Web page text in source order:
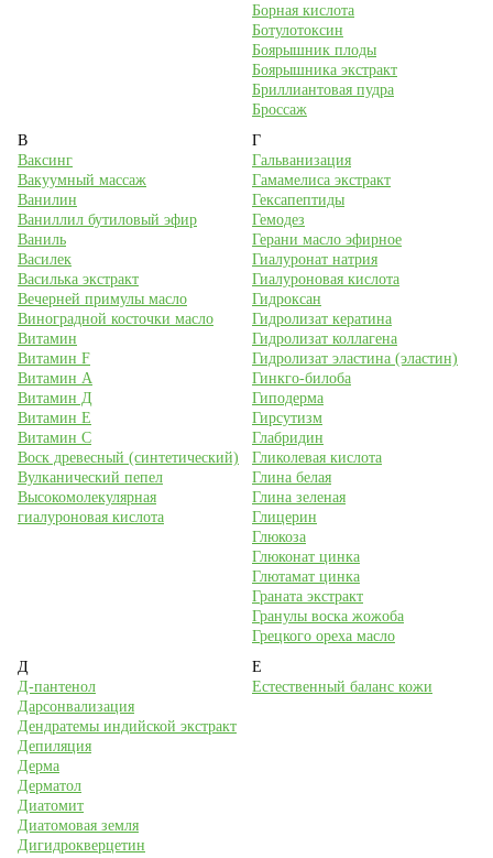
Борная кислота
Ботулотоксин
Боярышник плоды
Боярышника экстракт
Бриллиантовая пудра
Броссаж
В
Ваксинг
Вакуумный массаж
Ванилин
Ваниллил бутиловый эфир
Ваниль
Василек
Василька экстракт
Вечерней примулы масло
Виноградной косточки масло
Витамин
Витамин F
Витамин А
Витамин Д
Витамин Е
Витамин С
Воск древесный (синтетический)
Вулканический пепел
Высокомолекулярная
гиалуроновая кислота
Г
Гальванизация
Гамамелиса экстракт
Гексапептиды
Гемодез
Герани масло эфирное
Гиалуронат натрия
Гиалуроновая кислота
Гидроксан
Гидролизат кератина
Гидролизат коллагена
Гидролизат эластина (эластин)
Гинкго-билоба
Гиподерма
Гирсутизм
Глабридин
Гликолевая кислота
Глина белая
Глина зеленая
Глицерин
Глюкоза
Глюконат цинка
Глютамат цинка
Граната экстракт
Гранулы воска жожоба
Грецкого ореха масло
Д
Д-пантенол
Дарсонвализация
Дендратемы индийской экстракт
Депиляция
Дерма
Дерматол
Диатомит
Диатомовая земля
Дигидрокверцетин
Е
Естественный баланс кожи